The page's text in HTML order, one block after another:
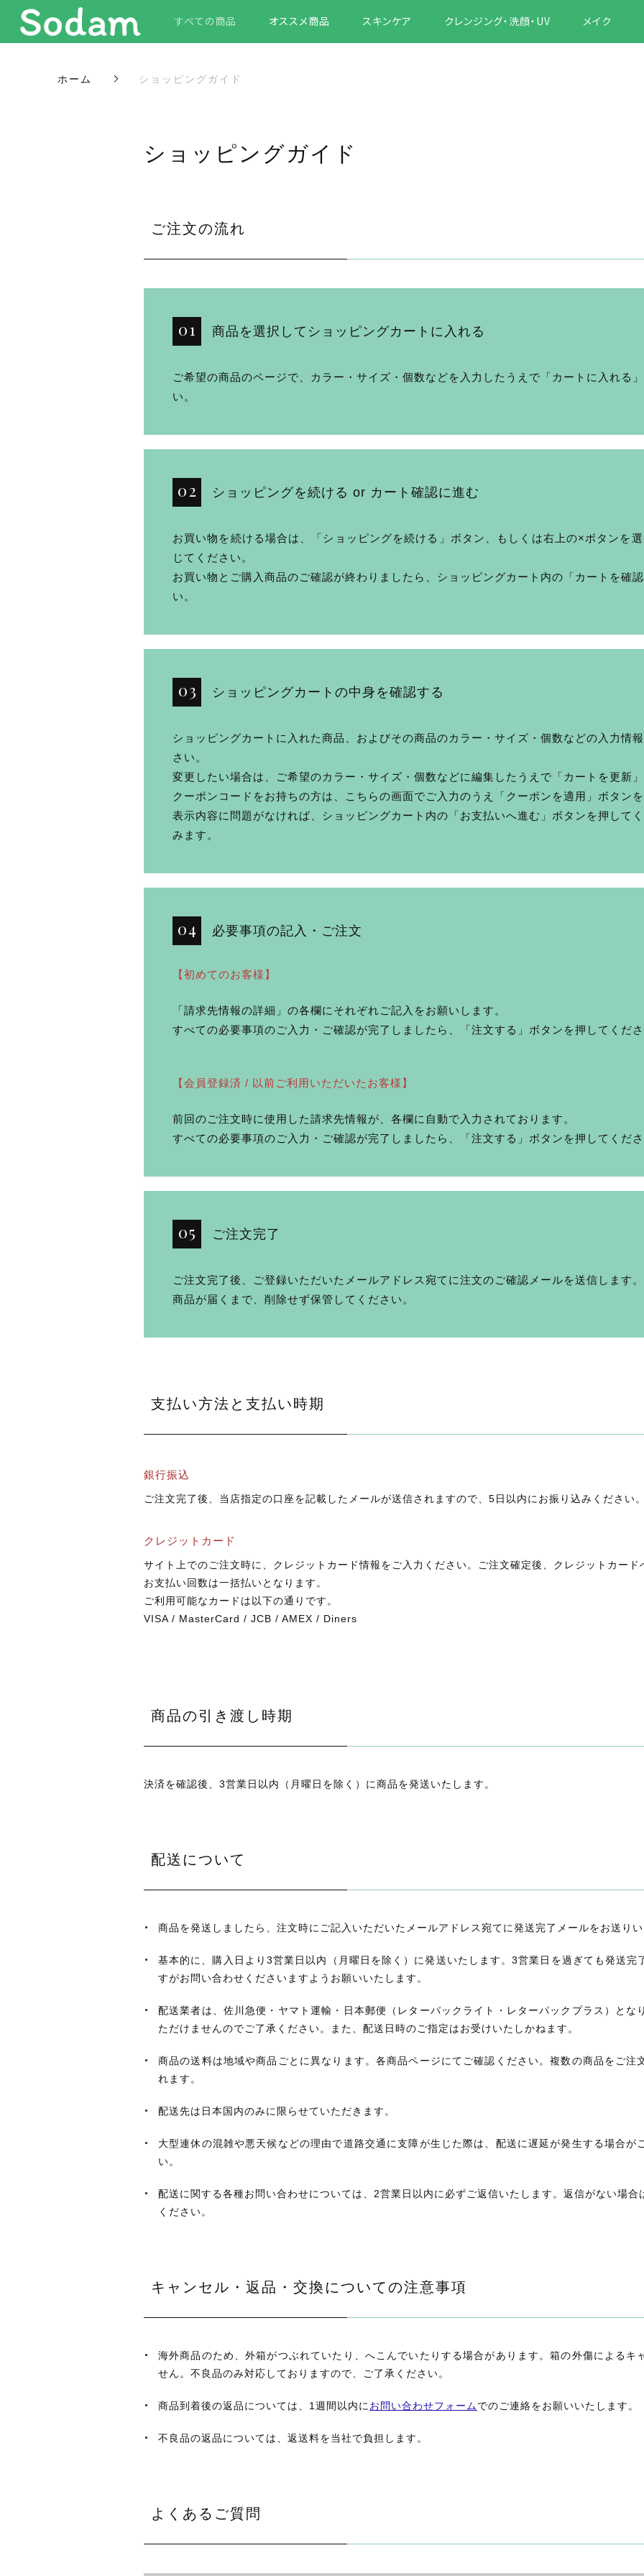
すべての商品 オススメ商品 スキンケア クレンジング・洗顔・UV メイク
ホーム ショッピングガイド
ショッピングガイド
ご注文の流れ
商品を選択してショッピングカートに入れる
ご希望の商品のページで、カラー・サイズ・個数などを入力したうえで「カートに入れる
い。
ショッピングを続ける or カート確認に進む
お買い物を続ける場合は、「ショッピングを続ける」ボタン、もしくは右上の×ボタンを
じてください。
お買い物とご購入商品のご確認が終わりましたら、ショッピングカート内の「カートを確
い。
ショッピングカートの中身を確認する
ショッピングカートに入れた商品、およびその商品のカラー・サイズ・個数などの入力情
さい。
変更したい場合は、ご希望のカラー・サイズ・個数などに編集したうえで「カートを更新
クーポンコードをお持ちの方は、こちらの画面でご入力のうえ「クーポンを適用」ボタンを
表示内容に問題がなければ、ショッピングカート内の「お支払いへ進む」ボタンを押して
みます。
必要事項の記入・ご注文
【初めてのお客様】
「請求先情報の詳細」の各欄にそれぞれご記入をお願いします。
すべての必要事項のご入力・ご確認が完了しましたら、「注文する」ボタンを押してくださ
【会員登録済 / 以前ご利用いただいたお客様】
前回のご注文時に使用した請求先情報が、各欄に自動で入力されております。
すべての必要事項のご入力・ご確認が完了しましたら、「注文する」ボタンを押してくださ
ご注文完了
ご注文完了後、ご登録いただいたメールアドレス宛てに注文のご確認メールを送信します。
商品が届くまで、削除せず保管してください。
支払い方法と支払い時期
銀行振込
ご注文完了後、当店指定の口座を記載したメールが送信されますので、5日以内にお振り込みください。
クレジットカード
サイト上でのご注文時に、クレジットカード情報をご入力ください。ご注文確定後、クレジットカード
お支払い回数は一括払いとなります。
ご利用可能なカードは以下の通りです。
VISA / MasterCard / JCB / AMEX / Diners
商品の引き渡し時期
決済を確認後、3営業日以内（月曜日を除く）に商品を発送いたします。
配送について
商品を発送しましたら、注文時にご記入いただいたメールアドレス宛てに発送完了メールをお送り
基本的に、購入日より3営業日以内（月曜日を除く）に発送いたします。3営業日を過ぎても発送完
すがお問い合わせくださいますようお願いいたします。
配送業者は、佐川急便・ヤマト運輸・日本郵便（レターパックライト・レターパックプラス）とな
ただけませんのでご了承ください。また、配送日時のご指定はお受けいたしかねます。
商品の送料は地域や商品ごとに異なります。各商品ページにてご確認ください。複数の商品をご注
れます。
配送先は日本国内のみに限らせていただきます。
大型連休の混雑や悪天候などの理由で道路交通に支障が生じた際は、配送に遅延が発生する場合が
い。
配送に関する各種お問い合わせについては、2営業日以内に必ずご返信いたします。返信がない場
ください。
キャンセル・返品・交換についての注意事項
海外商品のため、外箱がつぶれていたり、へこんでいたりする場合があります。箱の外傷によるキ
せん。不良品のみ対応しておりますので、ご了承ください。
商品到着後の返品については、1週間以内に お問い合わせフォームでのご連絡をお願いいたします。
不良品の返品については、返送料を当社で負担します。
よくあるご質問